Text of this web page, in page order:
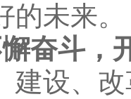
未来。
斗，开
建设、